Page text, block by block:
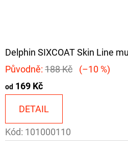
Delphin SIXCOAT Skin Line
Původně: 188 Kč (–10 %)
od 169 Kč
DETAIL
Kód: 101000110